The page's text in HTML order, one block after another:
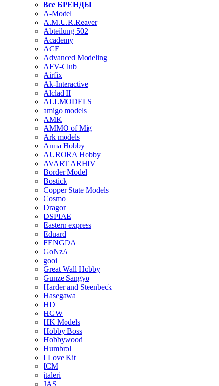
Все БРЕНДЫ
A-Model
A.M.U.R.Reaver
Abteilung 502
Academy
ACE
Advanced Modeling
AFV-Club
Airfix
Ak-Interactive
Alclad II
ALLMODELS
amigo models
AMK
AMMO of Mig
Ark models
Arma Hobby
AURORA Hobby
AVART ARHIV
Border Model
Bostick
Copper State Models
Cosmo
Dragon
DSPIAE
Eastern express
Eduard
FENGDA
GoNzA
gooi
Great Wall Hobby
Gunze Sangyo
Harder and Steenbeck
Hasegawa
HD
HGW
HK Models
Hobby Boss
Hobbywood
Humbrol
I Love Kit
ICM
italeri
JAS